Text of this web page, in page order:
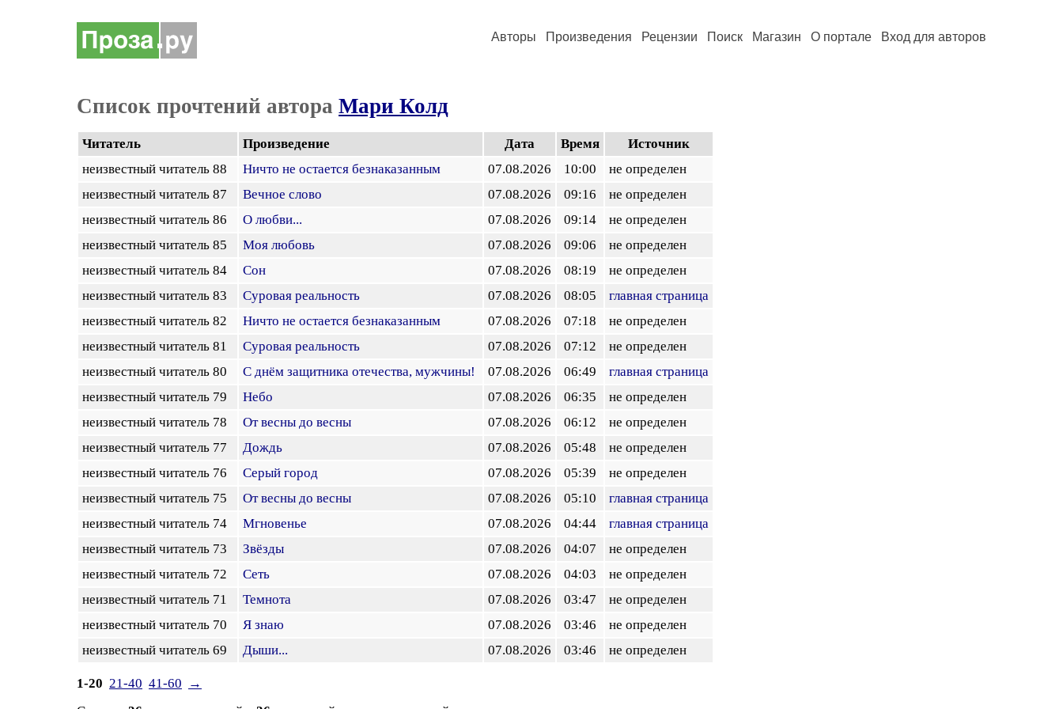
Авторы Произведения Рецензии Поиск Магазин О портале Вход для авторов
Список прочтений автора Мари Колд
Читатель Произведение Дата Время
Источник
неизвестный читатель 88
Ничто не остается безнаказанным 07.08.2026 10:00
не определен
неизвестный читатель 87
Вечное слово 07.08.2026 09:16
не определен
неизвестный читатель 86
О любви... 07.08.2026 09:14
не определен
неизвестный читатель 85
Моя любовь 07.08.2026 09:06
не определен
неизвестный читатель 84
Сон 07.08.2026 08:19
не определен
неизвестный читатель 83
Суровая реальность 07.08.2026 08:05
главная страница
неизвестный читатель 82
Ничто не остается безнаказанным 07.08.2026 07:18
не определен
неизвестный читатель 81
Суровая реальность 07.08.2026 07:12
не определен
неизвестный читатель 80
С днём защитника отечества, мужчины! 07.08.2026 06:49
главная страница
неизвестный читатель 79
Небо 07.08.2026 06:35
не определен
неизвестный читатель 78
От весны до весны 07.08.2026 06:12
не определен
неизвестный читатель 77
Дождь 07.08.2026 05:48
не определен
неизвестный читатель 76
Серый город 07.08.2026 05:39
не определен
неизвестный читатель 75
От весны до весны 07.08.2026 05:10
главная страница
неизвестный читатель 74
Мгновенье 07.08.2026 04:44
главная страница
неизвестный читатель 73
Звёзды 07.08.2026 04:07
не определен
неизвестный читатель 72
Сеть 07.08.2026 04:03
не определен
неизвестный читатель 71
Темнота 07.08.2026 03:47
не определен
неизвестный читатель 70
Я знаю 07.08.2026 03:46
не определен
неизвестный читатель 69
Дыши... 07.08.2026 03:46 не определен
1-20 21-40 41-60
→